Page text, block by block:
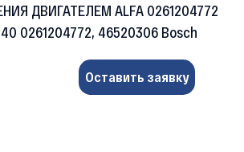
ДВИГАТЕЛЕМ ALFA 0261204772
0261204772, 46520306 Bosch
Оставить заявку